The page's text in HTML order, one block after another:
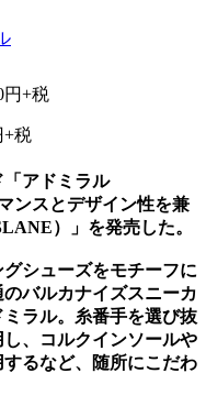
+税
アドミラル
ンスとデザイン性を兼
）」を発売した。
シューズをモチーフに
バルカナイズスニーカ
ラル。糸番手を選び抜
、コルクインソールや
るなど、随所にこだわ